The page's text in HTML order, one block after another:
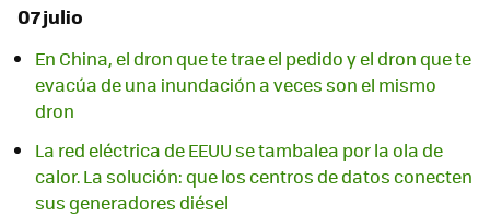
07 julio
En China, el dron que te trae el pedido y el dron que te
evacúa de una inundación a veces son el mismo
dron
La red eléctrica de EEUU se tambalea por la ola de
calor. La solución: que los centros de datos conecten
sus generadores diésel